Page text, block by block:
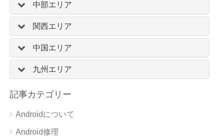
中部エリア
関西エリア
中国エリア
九州エリア
記事カテゴリー
Androidについて
Android修理